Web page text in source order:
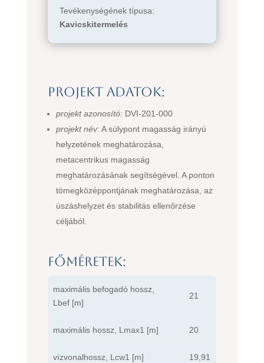
Tevékenységének típusa:
Kavicskitermelés
Projekt adatok:
projekt azonosító:DVI-201-000
projekt név:A súlypont magasság irányú
helyzetének meghatározása,
metacentrikus magasság
meghatározásának segítségével. A ponton
tömegközéppontjának meghatározása, az
úszáshelyzet és stabilitás ellenőrzése
céljából.
Főméretek:
maximális befogadó hossz,
Lbef [m]
21
maximális hossz, Lmax1 [m] 20
vízvonalhossz, Lcw1 [m] 19,91